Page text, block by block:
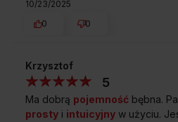
10/23/2025
0
0
Krzysztof
5
Ma dobrą pojemność bębna.
prosty i intuicyjny w użyciu.